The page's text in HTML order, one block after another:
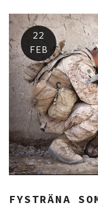
22
FEB
FYSTRÄNA